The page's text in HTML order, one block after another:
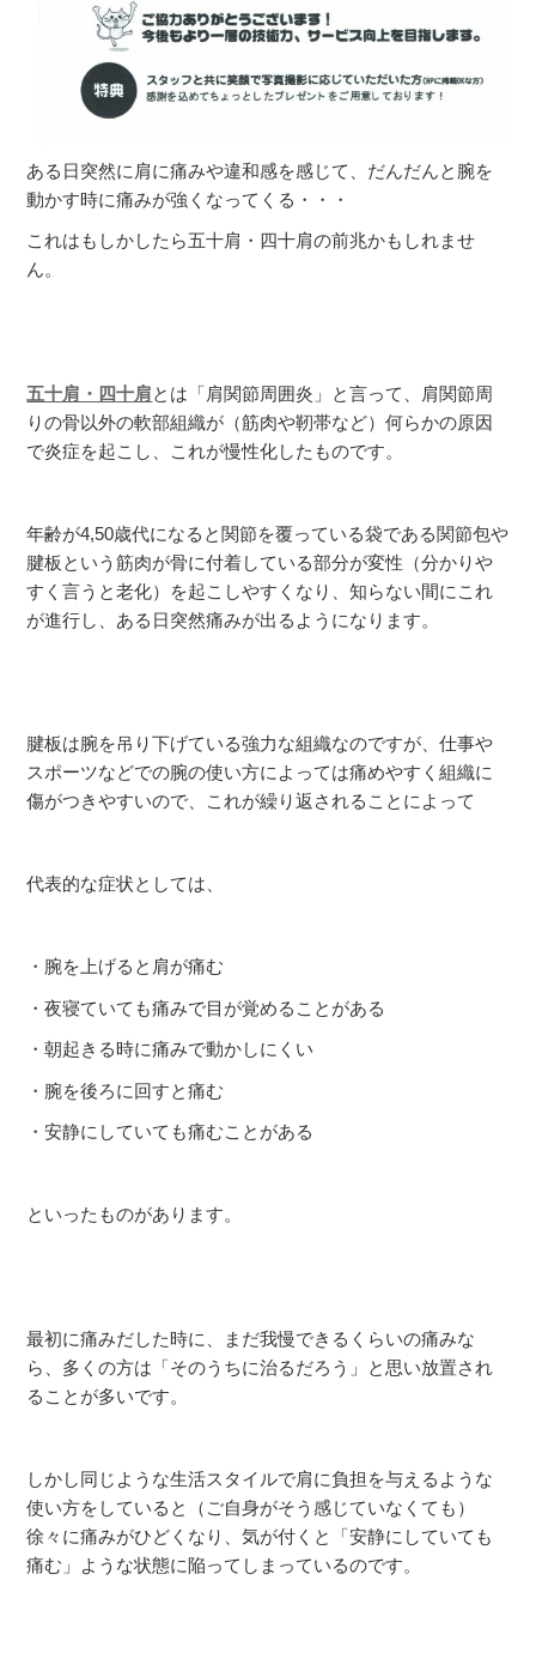
ある日突然に肩に痛みや違和感を感じて、だんだんと腕を
動かす時に痛みが強くなってくる・・・
これはもしかしたら五十肩・四十肩の前兆かもしれませ
ん。
五十肩・四十肩とは「肩関節周囲炎」と言って、肩関節周
りの骨以外の軟部組織が（筋肉や靭帯など）何らかの原因
で炎症を起こし、これが慢性化したものです。
年齢が4,50歳代になると関節を覆っている袋である関節包や
腱板という筋肉が骨に付着している部分が変性（分かりや
すく言うと老化）を起こしやすくなり、知らない間にこれ
が進行し、ある日突然痛みが出るようになります。
腱板は腕を吊り下げている強力な組織なのですが、仕事や
スポーツなどでの腕の使い方によっては痛めやすく組織に
傷がつきやすいので、これが繰り返されることによって
代表的な症状としては、
・腕を上げると肩が痛む
・夜寝ていても痛みで目が覚めることがある
・朝起きる時に痛みで動かしにくい
・腕を後ろに回すと痛む
・安静にしていても痛むことがある
といったものがあります。
最初に痛みだした時に、まだ我慢できるくらいの痛みな
ら、多くの方は「そのうちに治るだろう」と思い放置され
ることが多いです。
しかし同じような生活スタイルで肩に負担を与えるような
使い方をしていると（ご自身がそう感じていなくても）
徐々に痛みがひどくなり、気が付くと「安静にしていても
痛む」ような状態に陥ってしまっているのです。